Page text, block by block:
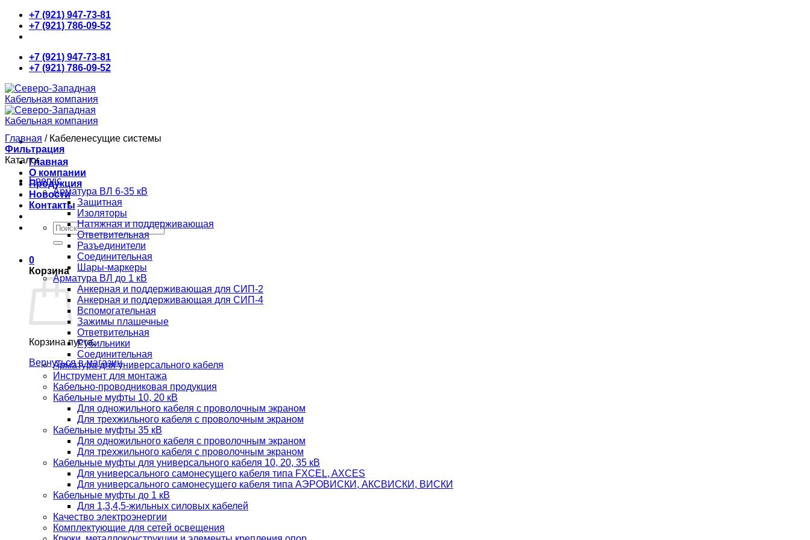
Skip
content
+7 (921) 947-73-81
+7 (921) 786-09-52
+7 (921) 947-73-81
+7 (921) 786-09-52
Главная
О компании
Продукция
Новости
Контакты
Искать:
0
Корзина
Корзина пуста.
Вернуться в магазин
Главная /Кабеленесущие системы
Фильтрация
Каталог
Enervic
Арматура ВЛ 6-35 кВ
Защитная
Изоляторы
Натяжная и поддерживающая
Ответвительная
Разъединители
Соединительная
Шары-маркеры
Арматура ВЛ до 1 кВ
Анкерная и поддерживающая для СИП-2
Анкерная и поддерживающая для СИП-4
Вспомогательная
Зажимы плашечные
Ответвительная
Рубильники
Соединительная
Арматура для универсального кабеля
Инструмент для монтажа
Кабельно-проводниковая продукция
Кабельные муфты 10, 20 кВ
Для одножильного кабеля с проволочным экраном
Для трехжильного кабеля с проволочным экраном
Кабельные муфты 35 кВ
Для одножильного кабеля с проволочным экраном
Для трехжильного кабеля с проволочным экраном
Кабельные муфты для универсального кабеля 10, 20, 35 кВ
Для универсального самонесущего кабеля типа FXCEL, AXCES
Для универсального самонесущего кабеля типа АЭРОВИСКИ, АКСВИСКИ, ВИСКИ
Кабельные муфты до 1 кВ
Для 1,3,4,5-жильных силовых кабелей
Качество электроэнергии
Комплектующие для сетей освещения